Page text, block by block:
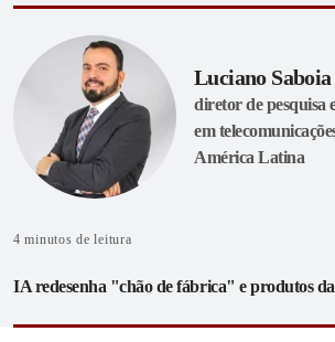
Luciano Saboia
diretor de pesquisa
em
América Latina
4 minutos de leitura
IA redesenha "chão de fábrica" e produtos